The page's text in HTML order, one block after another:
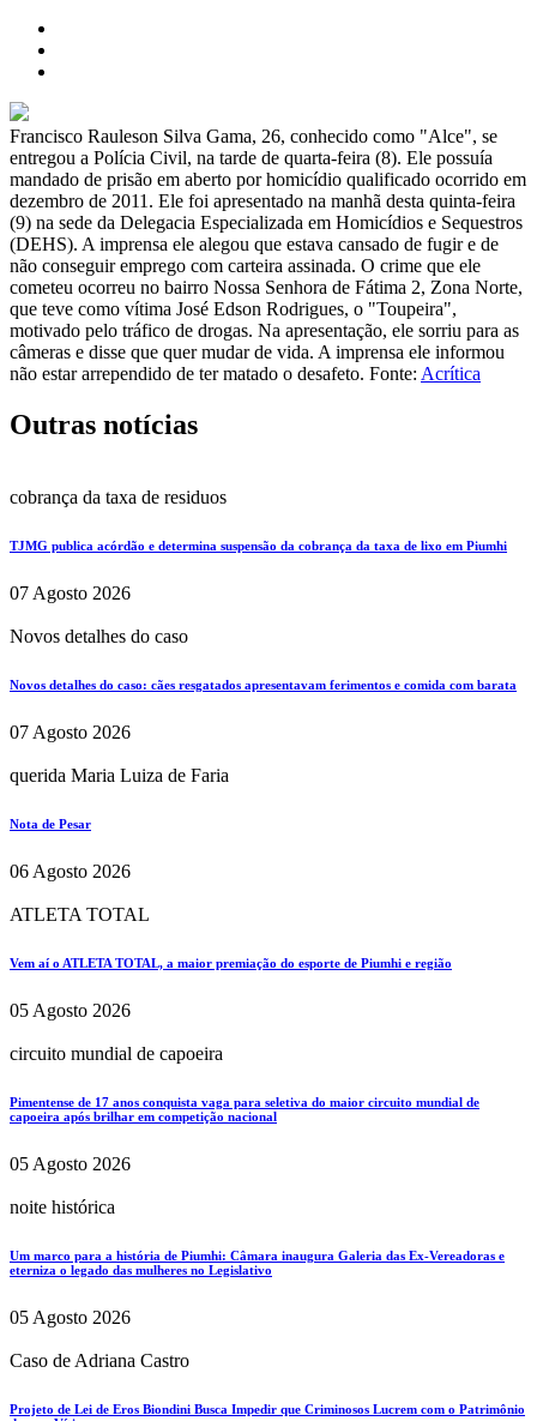
Francisco Rauleson Silva Gama, 26, conhecido como "Alce", se
entregou a Polícia Civil, na tarde de quarta-feira (8). Ele possuía
mandado de prisão em aberto por homicídio qualificado ocorrido em
dezembro de 2011. Ele foi apresentado na manhã desta quinta-feira
(9) na sede da Delegacia Especializada em Homicídios e Sequestros
(DEHS). A imprensa ele alegou que estava cansado de fugir e de
não conseguir emprego com carteira assinada. O crime que ele
cometeu ocorreu no bairro Nossa Senhora de Fátima 2, Zona Norte,
que teve como vítima José Edson Rodrigues, o "Toupeira",
motivado pelo tráfico de drogas. Na apresentação, ele sorriu para as
câmeras e disse que quer mudar de vida. A imprensa ele informou
não estar arrependido de ter matado o desafeto. Fonte: Acrítica
Outras notícias
cobrança da taxa de residuos
TJMG publica acórdão e determina suspensão da cobrança da taxa de lixo em Piumhi
07 Agosto 2026
Novos detalhes do caso
Novos detalhes do caso: cães resgatados apresentavam ferimentos e comida com barata
07 Agosto 2026
querida Maria Luiza de Faria
Nota de Pesar
06 Agosto 2026
ATLETA TOTAL
Vem aí o ATLETA TOTAL, a maior premiação do esporte de Piumhi e região
05 Agosto 2026
circuito mundial de capoeira
Pimentense de 17 anos conquista vaga para seletiva do maior circuito mundial de
capoeira após brilhar em competição nacional
05 Agosto 2026
noite histórica
Um marco para a história de Piumhi: Câmara inaugura Galeria das Ex-Vereadoras e
eterniza o legado das mulheres no Legislativo
05 Agosto 2026
Caso de Adriana Castro
Projeto de Lei de Eros Biondini Busca Impedir que Criminosos Lucrem com o Patrimônio